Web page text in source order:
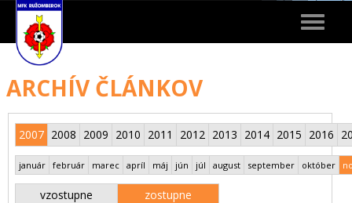
Toggle
ARCHÍV ČLÁNKOV
2007 2008 2009 2010 2011 2012 2013 2014 2015 2016
január február marec apríl máj jún júl august september október
vzostupne zostupne